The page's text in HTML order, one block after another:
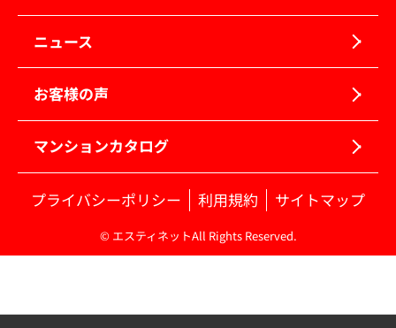
ニュース
お客様の声
マンションカタログ
プライバシーポリシー 利用規約 サイトマップ
© エスティネットAll Rights Reserved.